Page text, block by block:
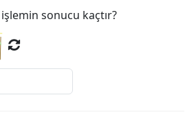
sonucu kaçtır?